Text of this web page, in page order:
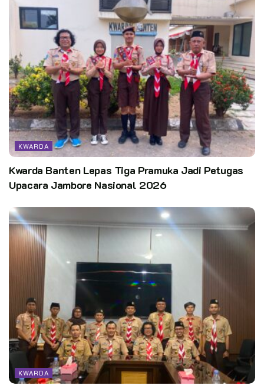
KWARDA
Kwarda Banten Lepas Tiga Pramuka Jadi Petugas
Upacara Jambore Nasional 2026
KWARDA